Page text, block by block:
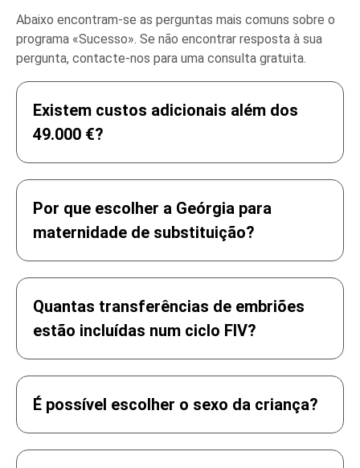
Abaixo encontram-se as perguntas mais comuns sobre o
programa «Sucesso». Se não encontrar resposta à sua
pergunta, contacte-nos para uma consulta gratuita.
Existem custos adicionais além dos
49.000 €?
4.000 €
8.000 €
Por que escolher a Geórgia para
maternidade de substituição?
Quantas transferências de embriões
estão incluídas num ciclo FIV?
É possível escolher o sexo da criança?